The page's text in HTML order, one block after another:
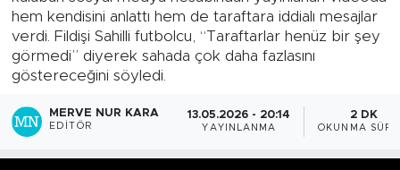
hem kendisini anlattı hem de taraftara iddialı mesajlar
verdi. Fildişi Sahilli futbolcu, “Taraftarlar henüz bir şey
görmedi” diyerek sahada çok daha fazlasını
göstereceğini söyledi.
MERVE NUR KARA
EDITÖR
13.05.2026 - 20:14
YAYINLANMA
2 DK
OKUNMA
Son Dakika Haberleri
Haber Arşivi